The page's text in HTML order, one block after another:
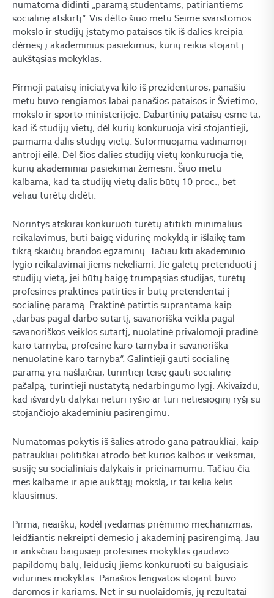
numatoma didinti „paramą studentams, patiriantiems
socialinę atskirtį“. Vis dėlto šiuo metu Seime svarstomos
mokslo ir studijų įstatymo pataisos tik iš dalies kreipia
dėmesį į akademinius pasiekimus, kurių reikia stojant į
aukštąsias mokyklas.
Pirmoji pataisų iniciatyva kilo iš prezidentūros, panašiu
metu buvo rengiamos labai panašios pataisos ir Švietimo,
mokslo ir sporto ministerijoje. Dabartinių pataisų esmė ta,
kad iš studijų vietų, dėl kurių konkuruoja visi stojantieji,
paimama dalis studijų vietų. Suformuojama vadinamoji
antroji eilė. Dėl šios dalies studijų vietų konkuruoja tie,
kurių akademiniai pasiekimai žemesni. Šiuo metu
kalbama, kad ta studijų vietų dalis būtų 10 proc., bet
vėliau turėtų didėti.
Norintys atskirai konkuruoti turėtų atitikti minimalius
reikalavimus, būti baigę vidurinę mokyklą ir išlaikę tam
tikrą skaičių brandos egzaminų. Tačiau kiti akademinio
lygio reikalavimai jiems nekeliami. Jie galėtų pretenduoti į
studijų vietą, jei būtų baigę trumpąsias studijas, turėtų
profesinės praktinės patirties ir būtų pretendentai į
socialinę paramą. Praktinė patirtis suprantama kaip
„darbas pagal darbo sutartį, savanoriška veikla pagal
savanoriškos veiklos sutartį, nuolatinė privalomoji pradinė
karo tarnyba, profesinė karo tarnyba ir savanoriška
nenuolatinė karo tarnyba“. Galintieji gauti socialinę
paramą yra našlaičiai, turintieji teisę gauti socialinę
pašalpą, turintieji nustatytą nedarbingumo lygį. Akivaizdu,
kad išvardyti dalykai neturi ryšio ar turi netiesioginį ryšį su
stojančiojo akademiniu pasirengimu.
Numatomas pokytis iš šalies atrodo gana patraukliai, kaip
patraukliai politiškai atrodo bet kurios kalbos ir veiksmai,
susiję su socialiniais dalykais ir prieinamumu. Tačiau čia
mes kalbame ir apie aukštąjį mokslą, ir tai kelia kelis
klausimus.
Pirma, neaišku, kodėl įvedamas priėmimo mechanizmas,
leidžiantis nekreipti dėmesio į akademinį pasirengimą. Jau
ir anksčiau baigusieji profesines mokyklas gaudavo
papildomų balų, leidusių jiems konkuruoti su baigusiais
vidurines mokyklas. Panašios lengvatos stojant buvo
daromos ir kariams. Net ir su nuolaidomis, jų rezultatai